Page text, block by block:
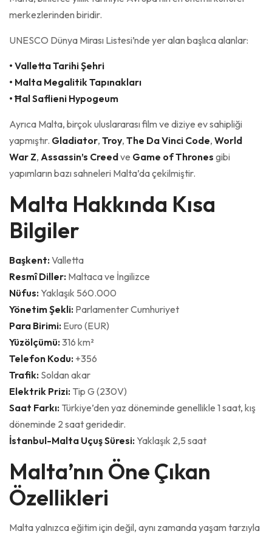
merkezlerinden biridir.
UNESCO Dünya Mirası Listesi’nde yer alan başlıca alanlar:
• Valletta Tarihi Şehri
• Malta Megalitik Tapınakları
• Ħal Saflieni Hypogeum
Ayrıca Malta, birçok uluslararası film ve diziye ev sahipliği
yapmıştır. Gladiator, Troy, The Da Vinci Code, World
War Z, Assassin’s Creedve Game of Thrones gibi
yapımların bazı sahneleri Malta’da çekilmiştir.
Malta Hakkında Kısa
Bilgiler
Başkent:Valletta
Resmî Diller: Maltaca ve İngilizce
Nüfus: Yaklaşık 560.000
Yönetim Şekli: Parlamenter Cumhuriyet
Para Birimi: Euro (EUR)
Yüzölçümü:316 km²
Telefon Kodu: +356
Trafik: Soldan akar
Elektrik Prizi: Tip G (230V)
Saat Farkı: Türkiye’den yaz döneminde genellikle 1 saat, kış
döneminde 2 saat geridedir.
İstanbul-Malta Uçuş Süresi: Yaklaşık 2,5 saat
Malta’nın Öne Çıkan
Özellikleri
Malta yalnızca eğitim için değil, aynı zamanda yaşam tarzıyla